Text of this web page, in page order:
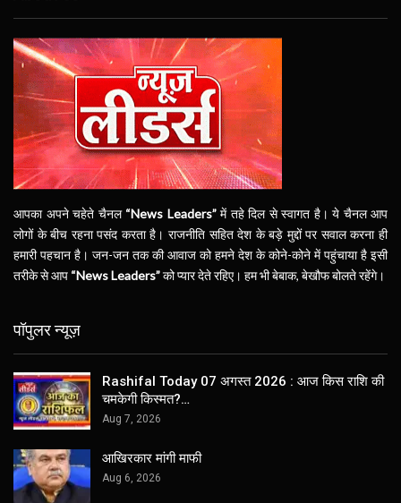
आपका अपने चहेते चैनल “News Leaders”में तहे दिल से स्वागत है। ये चैनल आप
लोगों के बीच रहना पसंद करता है। राजनीति सहित देश के बड़े मुद्दों पर सवाल करना ही
हमारी पहचान है। जन-जन तक की आवाज को हमने देश के कोने-कोने में पहुंचाया है इसी
तरीके से आप “News Leaders”को प्यार देते रहिए। हम भी बेबाक, बेखौफ बोलते रहेंगे।
पॉपुलर न्यूज़
Rashifal Today 07 अगस्त 2026 : आज किस राशि की
चमकेगी किस्मत?…
Aug 7, 2026
आखिरकार मांगी माफी
Aug 6, 2026